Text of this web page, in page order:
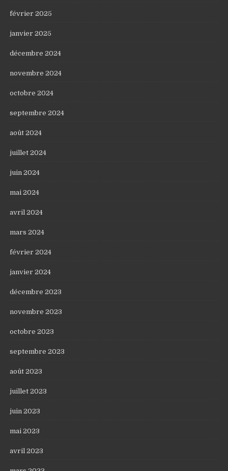
février 2025
janvier 2025
décembre 2024
novembre 2024
octobre 2024
septembre 2024
août 2024
juillet 2024
juin 2024
mai 2024
avril 2024
mars 2024
février 2024
janvier 2024
décembre 2023
novembre 2023
octobre 2023
septembre 2023
août 2023
juillet 2023
juin 2023
mai 2023
avril 2023